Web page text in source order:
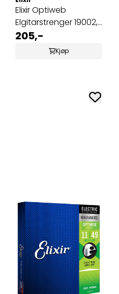
Elixir Optiweb
Elgitarstrenger 19002,
Super Light, 009-042
205,-
Kjøp